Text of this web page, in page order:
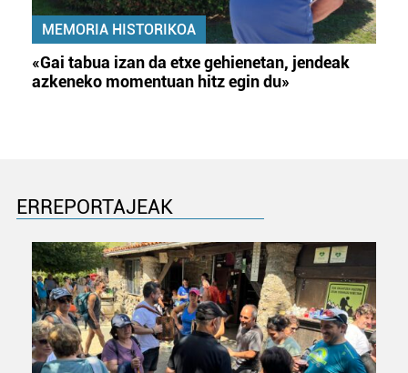
MEMORIA HISTORIKOA
«Gai tabua izan da etxe gehienetan, jendeak
azkeneko momentuan hitz egin du»
ERREPORTAJEAK